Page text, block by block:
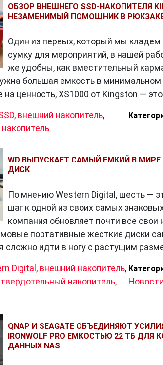
ОБЗОР ВНЕШНЕГО SSD-НАКОПИТЕЛЯ
НЕЗАМЕНИМЫЙ ПОМОЩНИК В
Один из первых, который мы
сумку для мероприятий, в нашей
же удобны, как вместительный
большая емкость в
на ценность, XS1000 от Kingston —
, внешний накопитель,
WD ВЫПУСКАЕТ САМЫЙ ЕМКИЙ В
ДИСК
По мнению Western Digital, шесть —
шаг к одной из своих самых
компания обновляет почти все
портативные жесткие диски
сложно идти в ногу с растущим
Digital , внешний накопитель,
твердотельный накопитель,
QNAP И SEAGATE ОБЪЕДИНЯЮТ
IRONWOLF PRO ЕМКОСТЬЮ 22 ТБ
ДАННЫХ NAS